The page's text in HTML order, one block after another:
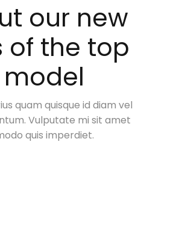
our new
of the top
quam quisque id diam vel
Vulputate mi sit amet
quis imperdiet.